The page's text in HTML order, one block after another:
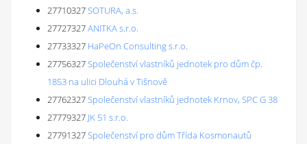
27710327SOTURA, a.s.
27727327ANITKA s.r.o.
27733327 HaPeOn Consulting s.r.o.
27756327Společenství vlastníků jednotek pro dům čp.
1853 na ulici Dlouhá v Tišnově
27762327Společenství vlastníků jednotek Krnov, SPC G 38
27779327 JK 51 s.r.o.
27791327Společenství pro dům Třída Kosmonautů